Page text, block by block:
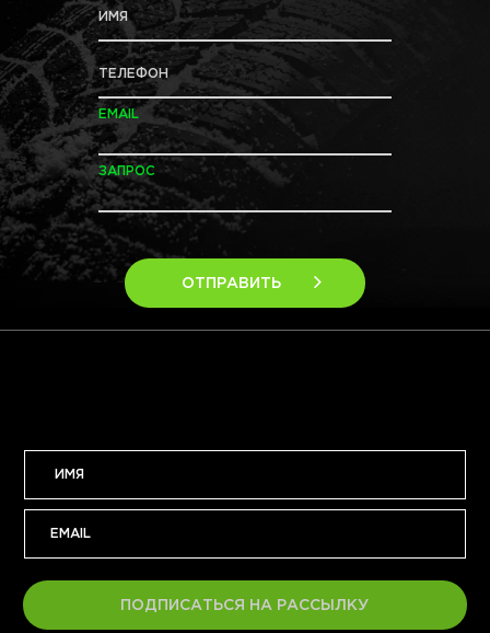
ИМЯ
ТЕЛЕФОН
EMAIL
ЗАПРОС
ОТПРАВИТЬ
ПОДПИСАТЬСЯ НА РАССЫЛКУ